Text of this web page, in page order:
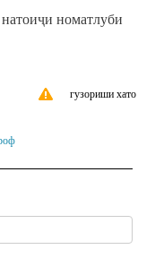
номатлуби
гузориши хато